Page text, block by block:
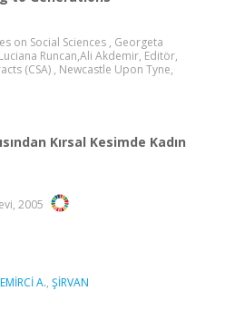
on Social Sciences , Georgeta
Runcan,Ali Akdemir, Editör,
(CSA) , Newcastle Upon Tyne,
Kırsal Kesimde Kadın
2005
A., ŞİRVAN